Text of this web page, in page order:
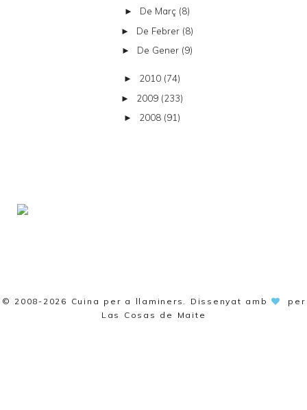
► De Març (8)
► De Febrer (8)
► De Gener (9)
► 2010 (74)
► 2009 (233)
► 2008 (91)
© 2008-2026 Cuina per a llaminers . Dissenyat amb
per
Las Cosas de Maite